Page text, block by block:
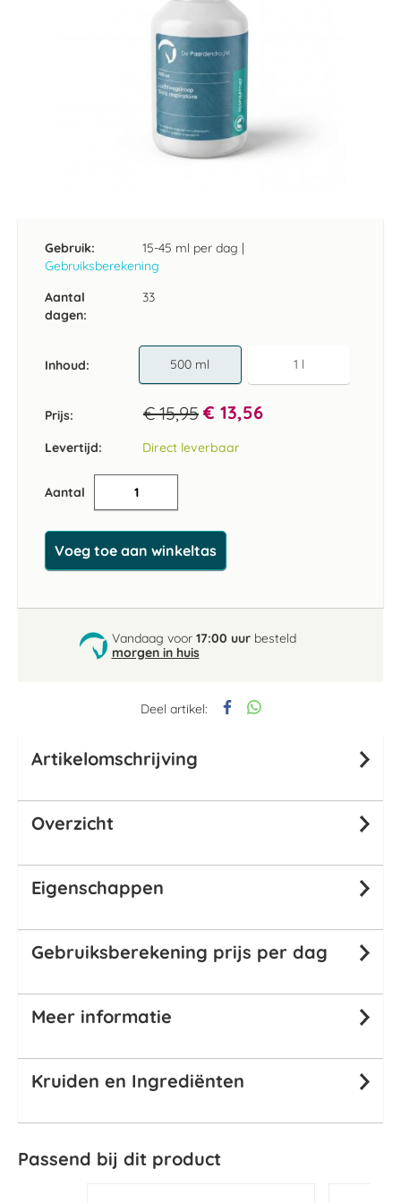
Deel artikel:
Gebruik: 15-45 ml per dag |
Gebruiksberekening
Aantal
dagen:
33
Inhoud 500 ml 1 l
Prijs: € 15,95 € 13,56
Levertijd: Direct leverbaar
Aantal
Voeg toe aan winkeltas
Vandaag voor 17:00 uurbesteld
morgen in huis
begin
afbeeldingen-
Artikelomschrijving
Overzicht
Eigenschappen
Gebruiksberekening prijs per dag
Meer informatie
Kruiden en Ingrediënten
Passend bij dit product